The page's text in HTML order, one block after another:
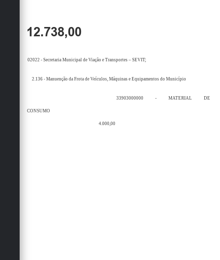
12.738,00
02022 - Secretaria Municipal de Viação e Transportes – SEVIT;
2.136 - Manuenção da Frota de Veículos, Máquinas e Equipamentos do Município
33903000000 - MATERIAL DE
CONSUMO
4.000,00